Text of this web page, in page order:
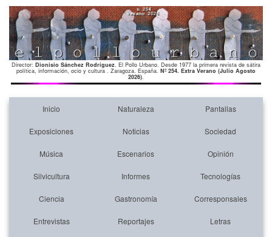
Director: Dionisio Sánchez Rodríguez. El Pollo Urbano. Desde 1977 la primera revista de sátira
política, información, ocio y cultura . Zaragoza. España. Nº 254. Extra Verano (Julio Agosto
2026).
Inicio Naturaleza Pantallas
Exposiciones Noticias Sociedad
Música Escenarios Opinión
Silvicultura Informes Tecnologías
Ciencia Gastronomía Corresponsales
Entrevistas Reportajes Letras